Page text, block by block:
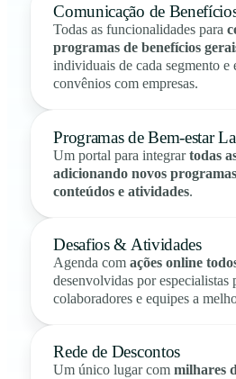
Comunicação de
Todas as funcionalidades para
programas de benefícios
individuais de cada segmento e
convênios com empresas.
Programas de Bem-estar
Um portal para integrartodas
adicionando novos
conteúdos e atividades.
Desafios & Atividades
Agenda comações online
desenvolvidas por especialistas
colaboradores e equipes a
Rede de Descontos
Um único lugar commilhares